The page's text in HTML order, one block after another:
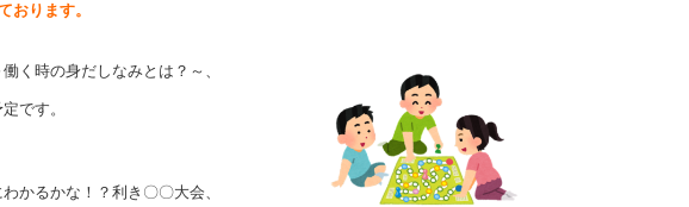
おります。
く時の身だしなみとは？～、
です。
かるかな！？利き〇〇大会、